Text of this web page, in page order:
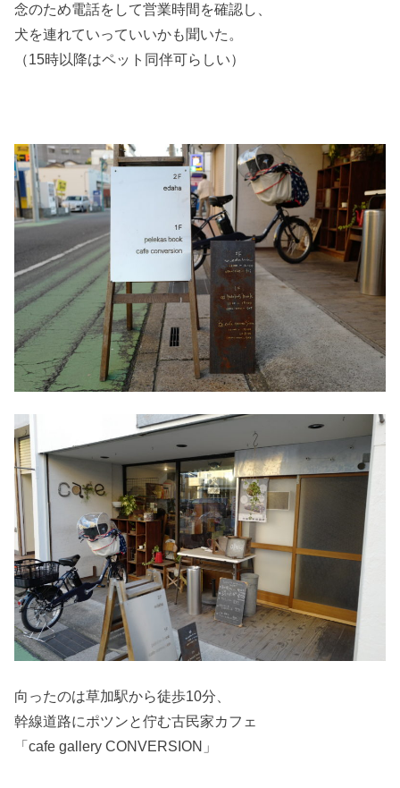
念のため電話をして営業時間を確認し、
犬を連れていっていいかも聞いた。
（15時以降はペット同伴可らしい）
向ったのは草加駅から徒歩10分、
幹線道路にポツンと佇む古民家カフェ
「cafe gallery CONVERSION」